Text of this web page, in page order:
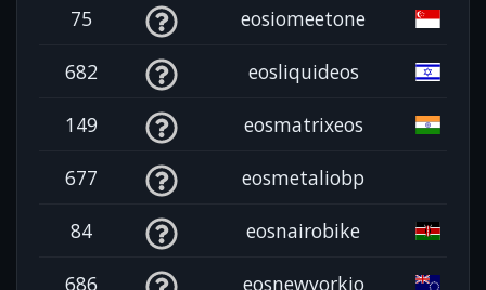
75 eosiomeetone
682 eosliquideos
149 eosmatrixeos
677 eosmetaliobp
84 eosnairobike
686 eosnewyorkio